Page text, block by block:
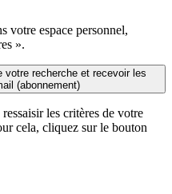
votre espace personnel,
».
recherche et recevoir les
(abonnement)
les critères de votre
cela, cliquez sur le bouton